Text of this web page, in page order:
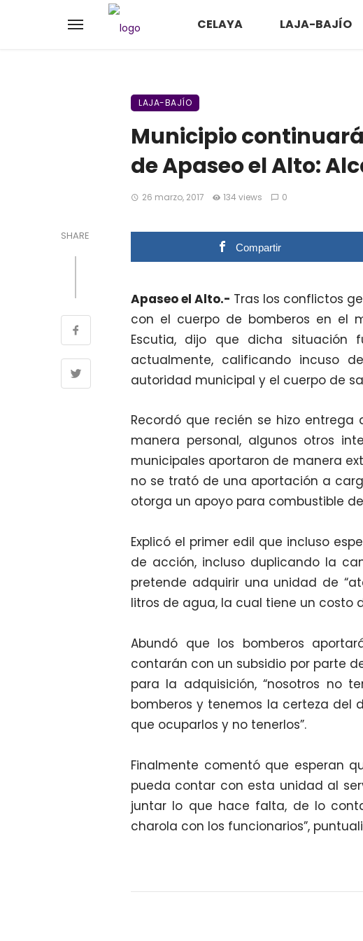
CELAYA LAJA-BAJÍO
LAJA-BAJÍO
Municipio
de Apaseo el Alto:
26 marzo, 2017 134 views 0
SHARE
Compartir
Apaseo el Alto.- Tras los conflictos
con el cuerpo de bomberos en el
Escutia, dijo que dicha situación
actualmente, calificando incuso
autoridad municipal y el cuerpo de
Recordó que recién se hizo
manera personal, algunos otros
municipales aportaron de manera
no se trató de una aportación a
otorga un apoyo para combustible
Explicó el primer edil que incluso
de acción, incluso duplicando la
pretende adquirir una unidad de
litros de agua, la cual tiene un costo
Abundó que los bomberos
contarán con un subsidio por parte
para la adquisición, “nosotros no
bomberos y tenemos la certeza del
que ocuparlos y no tenerlos”.
Finalmente comentó que esperan
pueda contar con esta unidad al
juntar lo que hace falta, de lo
charola con los funcionarios”,